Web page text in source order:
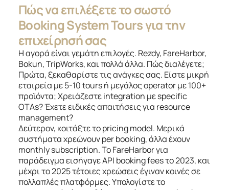
Πώς να επιλέξετε το σωστό
Booking System Tours για την
επιχείρησή σας
Η αγορά είναι γεμάτη επιλογές. Rezdy, FareHarbor,
Bokun, TripWorks, και πολλά άλλα. Πώς διαλέγετε;
Πρώτα, ξεκαθαρίστε τις ανάγκες σας. Είστε μικρή
εταιρεία με 5-10 tours ή μεγάλος operator με 100+
προϊόντα; Χρειάζεστε integration με specific
OTAs? Έχετε ειδικές απαιτήσεις για resource
management?
Δεύτερον, κοιτάξτε το pricing model. Μερικά
συστήματα χρεώνουν per booking, άλλα έχουν
monthly subscription. Το FareHarbor για
παράδειγμα εισήγαγε API booking fees το 2023, και
μέχρι το 2025 τέτοιες χρεώσεις έγιναν κοινές σε
πολλαπλές πλατφόρμες. Υπολογίστε το